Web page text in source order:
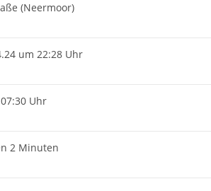
(Neermoor)
um 22:28 Uhr
Uhr
2 Minuten